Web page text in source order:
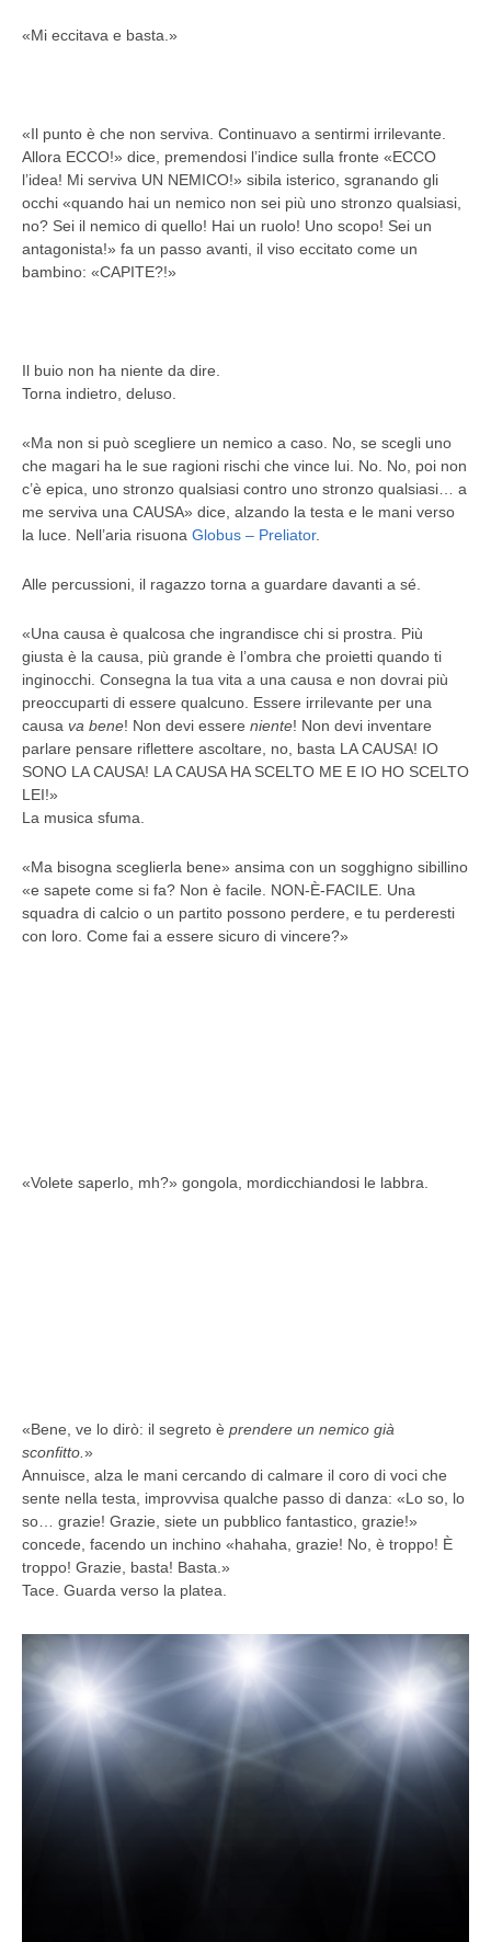
«Mi eccitava e basta.»
«Il punto è che non serviva. Continuavo a sentirmi irrilevante.
Allora ECCO!» dice, premendosi l’indice sulla fronte «ECCO
l’idea! Mi serviva UN NEMICO!» sibila isterico, sgranando gli
occhi «quando hai un nemico non sei più uno stronzo qualsiasi,
no? Sei il nemico di quello! Hai un ruolo! Uno scopo! Sei un
antagonista!» fa un passo avanti, il viso eccitato come un
bambino: «CAPITE?!»
Il buio non ha niente da dire.
Torna indietro, deluso.
«Ma non si può scegliere un nemico a caso. No, se scegli uno
che magari ha le sue ragioni rischi che vince lui. No. No, poi non
c’è epica, uno stronzo qualsiasi contro uno stronzo qualsiasi… a
me serviva una CAUSA» dice, alzando la testa e le mani verso
la luce. Nell’aria risuona Globus – Preliator.
Alle percussioni, il ragazzo torna a guardare davanti a sé.
«Una causa è qualcosa che ingrandisce chi si prostra. Più
giusta è la causa, più grande è l’ombra che proietti quando ti
inginocchi. Consegna la tua vita a una causa e non dovrai più
preoccuparti di essere qualcuno. Essere irrilevante per una
causa va bene! Non devi essere niente! Non devi inventare
parlare pensare riflettere ascoltare, no, basta LA CAUSA! IO
SONO LA CAUSA! LA CAUSA HA SCELTO ME E IO HO SCELTO
LEI!»
La musica sfuma.
«Ma bisogna sceglierla bene» ansima con un sogghigno sibillino
«e sapete come si fa? Non è facile. NON-È-FACILE. Una
squadra di calcio o un partito possono perdere, e tu perderesti
con loro. Come fai a essere sicuro di vincere?»
«Volete saperlo, mh?» gongola, mordicchiandosi le labbra.
«Bene, ve lo dirò: il segreto è prendere un nemico già
sconfitto. »
Annuisce, alza le mani cercando di calmare il coro di voci che
sente nella testa, improvvisa qualche passo di danza: «Lo so, lo
so… grazie! Grazie, siete un pubblico fantastico, grazie!»
concede, facendo un inchino «hahaha, grazie! No, è troppo! È
troppo! Grazie, basta! Basta.»
Tace. Guarda verso la platea.